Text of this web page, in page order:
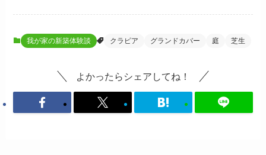
我が家の新築体験談 クラピア グランドカバー 庭 芝生
よかったらシェアしてね！